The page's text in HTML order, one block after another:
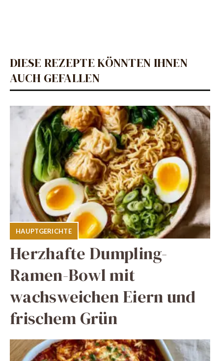
DIESE REZEPTE KÖNNTEN IHNEN
AUCH GEFALLEN
HAUPTGERICHTE
Herzhafte Dumpling-
Ramen-Bowl mit
wachsweichen Eiern und
frischem Grün